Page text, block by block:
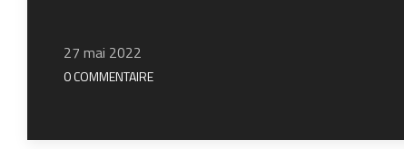
27 mai 2022
0 COMMENTAIRE